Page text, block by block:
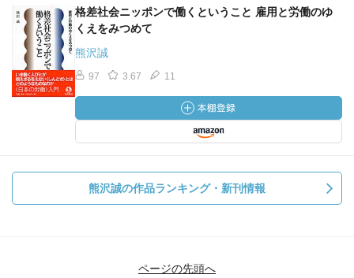
格差社会ニッポンで働くということ 雇用と労働のゆ
くえをみつめて
熊沢誠
97 3.67 11
熊沢誠の作品ランキング・新刊情報
ページの先頭へ